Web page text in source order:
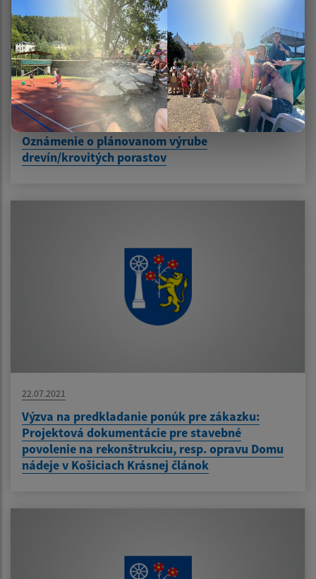
27.07.2021
Oznámenie o plánovanom výrube
drevín/krovitých porastov
22.07.2021
Výzva na predkladanie ponúk pre zákazku:
Projektová dokumentácie pre stavebné
povolenie na rekonštrukciu, resp. opravu Domu
nádeje v Košiciach Krásnej článok